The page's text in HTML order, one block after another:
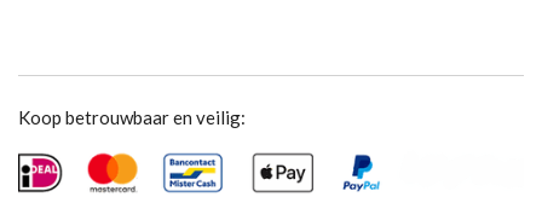
Koop betrouwbaar en veilig: